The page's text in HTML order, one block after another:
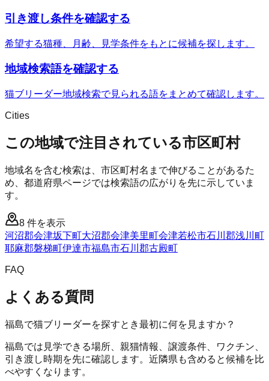
引き渡し条件を確認する
希望する猫種、月齢、見学条件をもとに候補を探します。
地域検索語を確認する
猫ブリーダー地域検索で見られる語をまとめて確認します。
Cities
この地域で注目されている市区町村
地域名を含む検索は、市区町村名まで伸びることがあるた
め、都道府県ページでは検索語の広がりを先に示していま
す。
8 件を表示
河沼郡会津坂下町大沼郡会津美里町会津若松市石川郡浅川町
耶麻郡磐梯町伊達市福島市石川郡古殿町
FAQ
よくある質問
福島で猫ブリーダーを探すとき最初に何を見ますか？
福島では見学できる場所、親猫情報、譲渡条件、ワクチン、
引き渡し時期を先に確認します。近隣県も含めると候補を比
べやすくなります。